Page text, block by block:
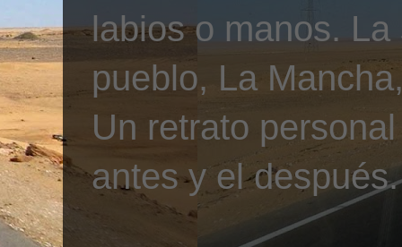
labios o manos.
pueblo, La
Un retrato
antes y el después.